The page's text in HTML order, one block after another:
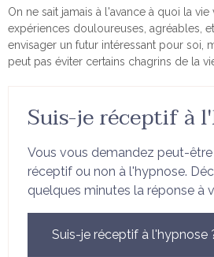
On ne sait jamais à l'avance à quoi la vie
expériences douloureuses, agréables,
envisager un futur intéressant pour soi,
peut pas éviter certains chagrins de la
Suis-je réceptif à
Vous vous demandez peut-
réceptif ou non à l'hypnose.
quelques minutes la réponse à
Suis-je réceptif à l'hypnose